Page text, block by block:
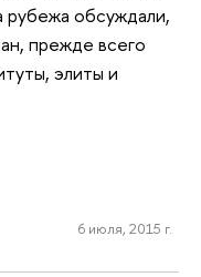
рубежа обсуждали,
прежде всего
элиты и
6 июля, 2015 г.